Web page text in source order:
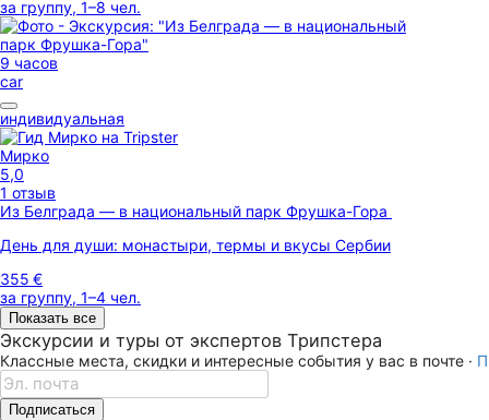
за группу, 1–8 чел.
9 часов
car
индивидуальная
Мирко
5,0
1 отзыв
Из Белграда — в национальный парк Фрушка-Гора
День для души: монастыри, термы и вкусы Сербии
355 €
за группу, 1–4 чел.
Показать все
Экскурсии и туры от экспертов Трипстера
Классные места, скидки и интересные события у вас в почте ·
Подписаться